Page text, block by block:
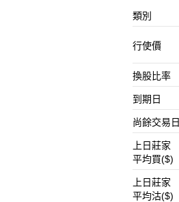
類別
行使價
換股比率
到期日
尚餘交易日
上日莊家
平均買($)
上日莊家
平均沽($)